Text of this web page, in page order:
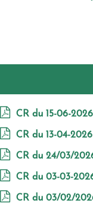
CR du 15-06-2026
CR du 13-04-2026
CR du 24/03/
CR du 03-03-
CR du 03/02/